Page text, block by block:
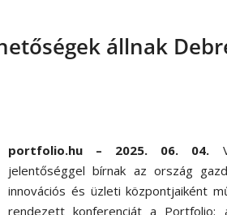
állnak
portfolio.hu – 2025. 06. 04.
jelentőséggel bírnak az ország
innovációs és üzleti központjaiként
rendezett konferenciát a Portfolio: